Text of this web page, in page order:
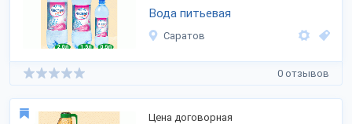
Вода питьевая
Саратов
0 отзывов
Цена договорная